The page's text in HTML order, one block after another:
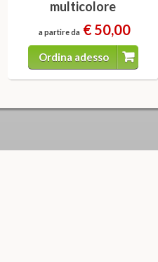
multicolore
a partire da € 50,00
Ordina adesso